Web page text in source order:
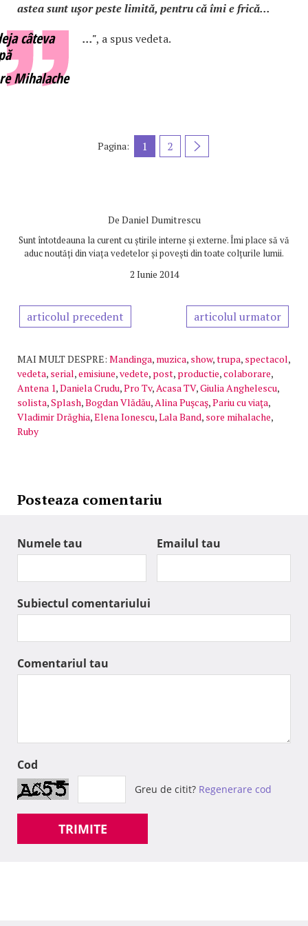
astea sunt ușor peste limită, pentru că îmi e frică...
câteva
Mihalache
...", a spus vedeta.
Pagina: 1 2
De Daniel Dumitrescu
Sunt întotdeauna la curent cu știrile interne și externe. Îmi place să vă
aduc noutăți din viața vedetelor și povești din toate colțurile lumii.
2 Iunie 2014
articolul precedent articolul urmator
MAI MULT DESPRE: Mandinga, muzica, show,trupa, spectacol,
vedeta, serial,emisiune,vedete, post, productie,colaborare,
Antena 1,Daniela Crudu,Pro Tv,Acasa TV,Giulia Anghelescu,
solista,Splash,Bogdan Vlădău,Alina Puşcaş,Pariu cu viaţa,
Vladimir Drăghia,Elena Ionescu,Lala Band, sore mihalache,
Ruby
Posteaza comentariu
Numele tau Emailul tau
Subiectul comentariului
Comentariul tau
Cod
Greu de citit? Regenerare cod
TRIMITE